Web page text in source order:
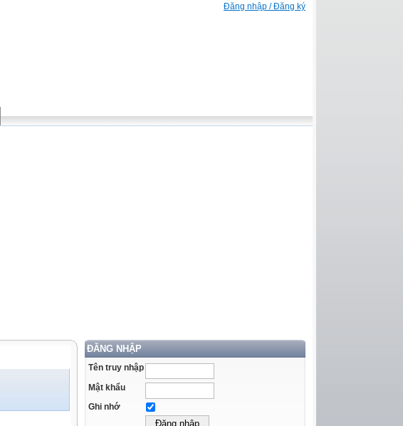
Đăng nhập / Đăng ký
ĐĂNG NHẬP
Tên truy nhập
Mật khẩu
Ghi nhớ